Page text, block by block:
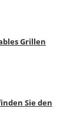
Grillen
Sie den